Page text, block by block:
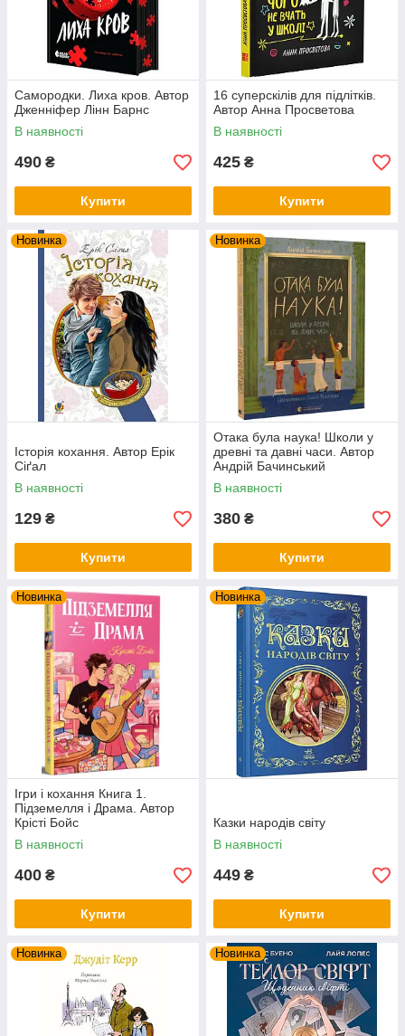
Самородки. Лиха кров. Автор
Дженніфер Лінн Барнс
В наявності
490 ₴
Купити
16 суперскілів для підлітків.
Автор Анна Просветова
В наявності
425 ₴
Купити
Новинка
Історія кохання. Автор Ерік
Сіґал
В наявності
129 ₴
Купити
Новинка
Отака була наука! Школи у
древні та давні часи. Автор
Андрій Бачинський
В наявності
380 ₴
Купити
Новинка
Ігри і кохання Книга 1.
Підземелля і Драма. Автор
Крісті Бойс
В наявності
400 ₴
Купити
Новинка
Казки народів світу
В наявності
449 ₴
Купити
Новинка Новинка